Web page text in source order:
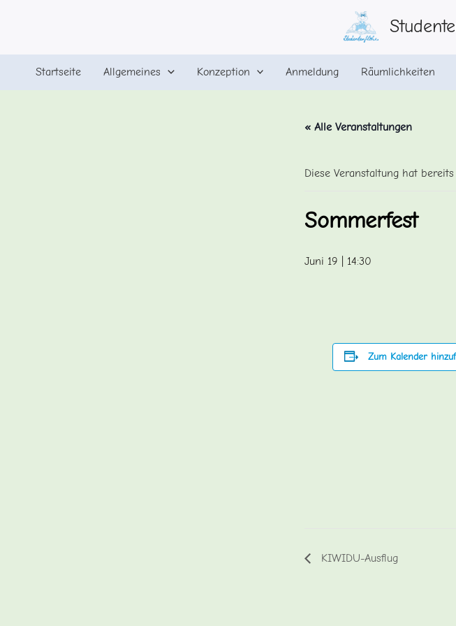
Startseite Allgemeines Konzeption Anmeldung Räumlichkeiten
« Alle Veranstaltungen
Diese Veranstaltung hat
Sommerfest
Juni 19 | 14:30
Zum Kalender
KIWIDU-Ausflug